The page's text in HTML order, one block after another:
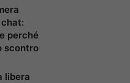
chat:
perché
scontro
libera